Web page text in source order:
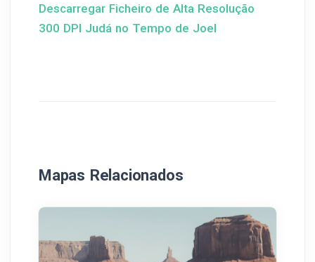
Descarregar Ficheiro de Alta Resolução
300 DPI Judá no Tempo de Joel
Mapas Relacionados